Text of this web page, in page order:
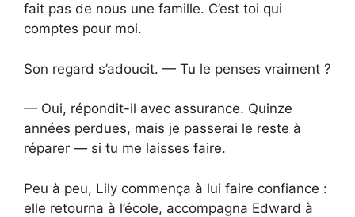
fait pas de nous une famille. C’est toi qui
comptes pour moi.
Son regard s’adoucit. — Tu le penses vraiment ?
— Oui, répondit-il avec assurance. Quinze
années perdues, mais je passerai le reste à
réparer — si tu me laisses faire.
Peu à peu, Lily commença à lui faire confiance :
elle retourna à l’école, accompagna Edward à